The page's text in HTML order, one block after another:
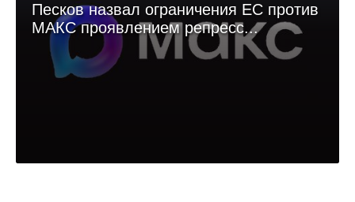
Песков назвал ограничения ЕС против
МАКС проявлением репресс...